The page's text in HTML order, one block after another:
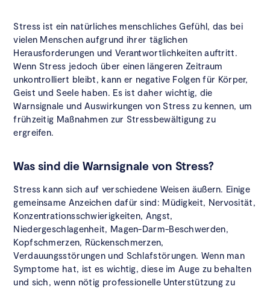
Stress ist ein natürliches menschliches Gefühl, das bei
vielen Menschen aufgrund ihrer täglichen
Herausforderungen und Verantwortlichkeiten auftritt.
Wenn Stress jedoch über einen längeren Zeitraum
unkontrolliert bleibt, kann er negative Folgen für Körper,
Geist und Seele haben. Es ist daher wichtig, die
Warnsignale und Auswirkungen von Stress zu kennen, um
frühzeitig Maßnahmen zur Stressbewältigung zu
ergreifen.
Was sind die Warnsignale von Stress?
Stress kann sich auf verschiedene Weisen äußern. Einige
gemeinsame Anzeichen dafür sind: Müdigkeit, Nervosität,
Konzentrationsschwierigkeiten, Angst,
Niedergeschlagenheit, Magen-Darm-Beschwerden,
Kopfschmerzen, Rückenschmerzen,
Verdauungsstörungen und Schlafstörungen. Wenn man
Symptome hat, ist es wichtig, diese im Auge zu behalten
und sich, wenn nötig professionelle Unterstützung zu